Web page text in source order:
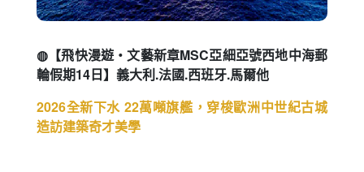
◍【飛快漫遊・文藝新章MSC亞細亞號西地中海郵
輪假期14日】義大利.法國.西班牙.馬爾他
2026全新下水 22萬噸旗艦，穿梭歐洲中世紀古城
造訪建築奇才美學